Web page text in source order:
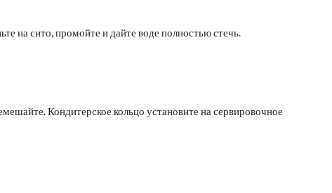
на сито, промойте и дайте воде полностью стечь.
Кондитерское кольцо установите на сервировочное